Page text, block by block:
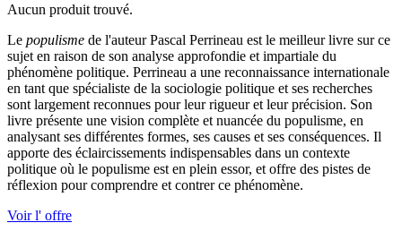
Aucun produit trouvé.
Le populisme de l'auteur Pascal Perrineau est le meilleur livre sur ce
sujet en raison de son analyse approfondie et impartiale du
phénomène politique. Perrineau a une reconnaissance internationale
en tant que spécialiste de la sociologie politique et ses recherches
sont largement reconnues pour leur rigueur et leur précision. Son
livre présente une vision complète et nuancée du populisme, en
analysant ses différentes formes, ses causes et ses conséquences. Il
apporte des éclaircissements indispensables dans un contexte
politique où le populisme est en plein essor, et offre des pistes de
réflexion pour comprendre et contrer ce phénomène.
Voir l' offre